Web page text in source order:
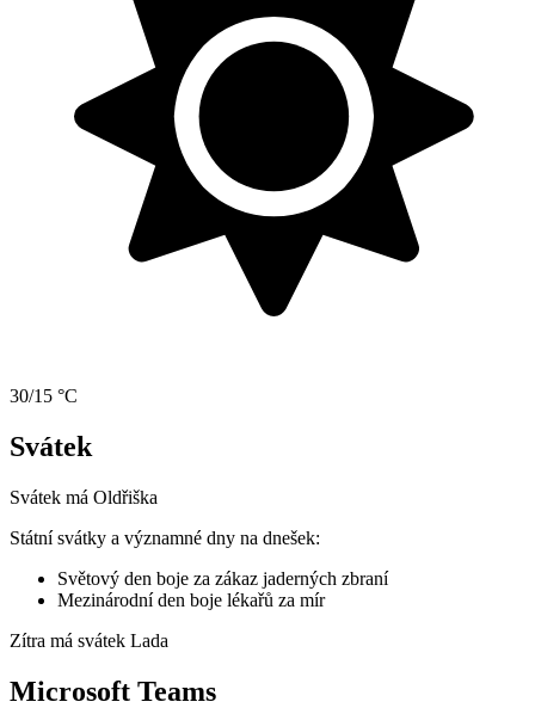
30/15 °C
Svátek
Svátek má Oldřiška
Státní svátky a významné dny na dnešek:
Světový den boje za zákaz jaderných zbraní
Mezinárodní den boje lékařů za mír
Zítra má svátek Lada
Microsoft Teams